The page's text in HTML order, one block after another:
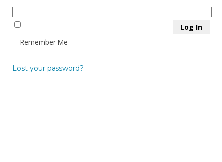
Remember Me
Lost your password?